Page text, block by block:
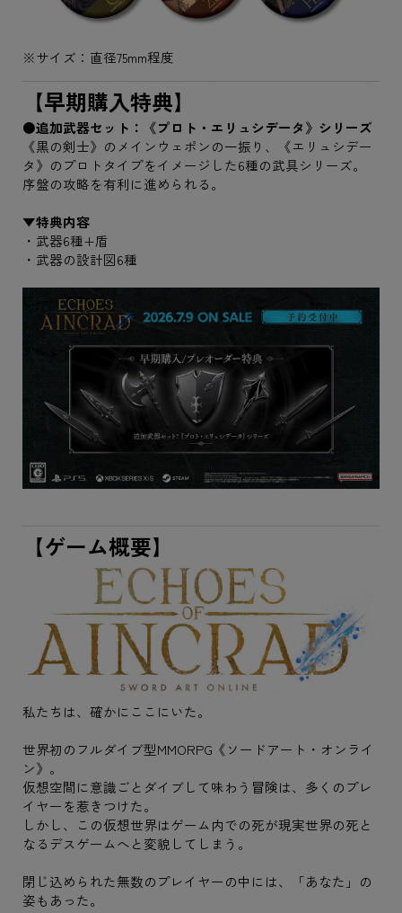
※サイズ：直径75mm程度
【早期購入特典】
●追加武器セット：《プロト・エリュシデータ》シリーズ
《黒の剣士》のメインウェポンの一振り、《エリュシデー
タ》のプロトタイプをイメージした6種の武具シリーズ。
序盤の攻略を有利に進められる。
▼特典内容
・武器6種+盾
・武器の設計図6種
【ゲーム概要】
私たちは、確かにここにいた。
世界初のフルダイブ型MMORPG《ソードアート・オンライ
ン》。
仮想空間に意識ごとダイブして味わう冒険は、多くのプレ
イヤーを惹きつけた。
しかし、この仮想世界はゲーム内での死が現実世界の死と
なるデスゲームへと変貌してしまう。
閉じ込められた無数のプレイヤーの中には、「あなた」の
姿もあった。